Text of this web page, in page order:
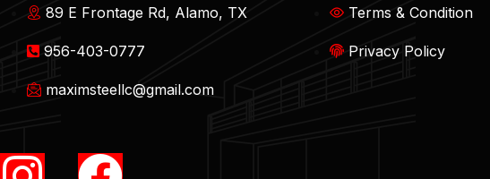
89 E Frontage Rd, Alamo, TX
956-403-0777
maximsteellc@gmail.com
Terms & Condition
Privacy Policy